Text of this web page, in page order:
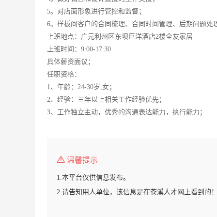
5。对店面形象进行管控和监督；
6。样板间客户的合同梳理、合同时间管理、后期问题处
上班地点：广元利州区东坝巨洋酒店2楼全友家居
上班时间：9:00-17:30
具体薪资面议；
任职资格：
1、年龄：24-30岁,女；
2、经验：三年以上相关工作经验优先；
3、工作独立主动，优秀的沟通表达能力，执行能力；
温馨提示
1.本平台仅供信息发布。
2.请告知用人单位，该信息是在苍溪人才网上看到的